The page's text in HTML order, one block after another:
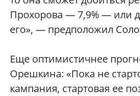
Прохорова — 7,9% — или
его», — предположил
Еще оптимистичнее
Орешкина: «Пока не
кампания, стартовая ее